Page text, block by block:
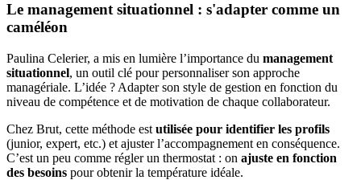
Le management situationnel : s'adapter comme un
caméléon
Paulina Celerier, a mis en lumière l’importance du management
situationnel, un outil clé pour personnaliser son approche
managériale. L’idée ? Adapter son style de gestion en fonction du
niveau de compétence et de motivation de chaque collaborateur.
Chez Brut, cette méthode est utilisée pour identifier les profils
(junior, expert, etc.) et ajuster l’accompagnement en conséquence.
C’est un peu comme régler un thermostat : on ajuste en fonction
des besoins pour obtenir la température idéale.